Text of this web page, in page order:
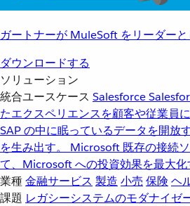
ガートナーが MuleSoft をリーダー
ダウンロードする
ソリューション
統合ユースケース Salesforce
たエクスペリエンスを顧客や従業員
SAP の中に眠っているデータを開放
を生み出す。
Microsoft 既存の接続
て、Microsoft への投資効果を最大化
業種金融サービス 製造 小売 保険 ヘ
課題 レガシーシステムのモダナイゼ